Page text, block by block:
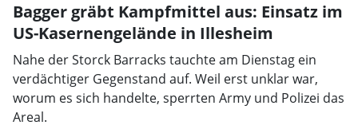
Bagger gräbt Kampfmittel aus: Einsatz im
US-Kasernengelände in Illesheim
Nahe der Storck Barracks tauchte am Dienstag ein
verdächtiger Gegenstand auf. Weil erst unklar war,
worum es sich handelte, sperrten Army und Polizei das
Areal.